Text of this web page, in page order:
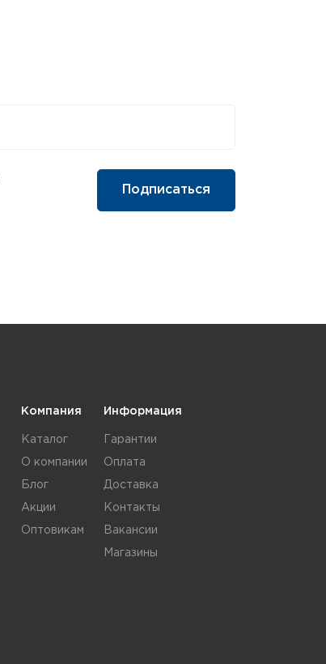
Компания
Каталог
О компании
Блог
Акции
Оптовикам
Информация
Гарантии
Оплата
Доставка
Контакты
Вакансии
Магазины